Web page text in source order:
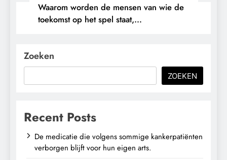
Waarom worden de mensen van wie de
toekomst op het spel staat,
Zoeken
ZOEKEN
Recent Posts
De medicatie die volgens sommige kankerpatiënten
verborgen blijft voor hun eigen arts.